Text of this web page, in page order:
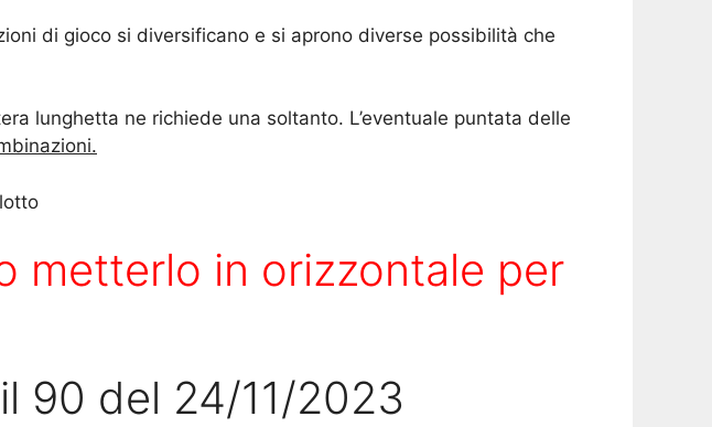
di gioco si diversificano e si aprono diverse possibilità che
lunghetta ne richiede una soltanto. L’eventuale puntata delle
metterlo in orizzontale per
90 del 24/11/2023